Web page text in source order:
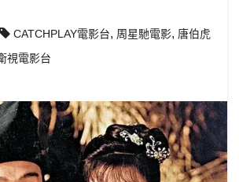
CATCHPLAY電影台, 周星馳電影, 唐伯虎
視電影台